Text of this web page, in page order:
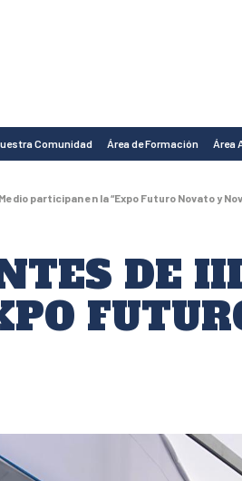
Comunidad Área de Formación Área
participan en la “Expo Futuro Novato y
DE